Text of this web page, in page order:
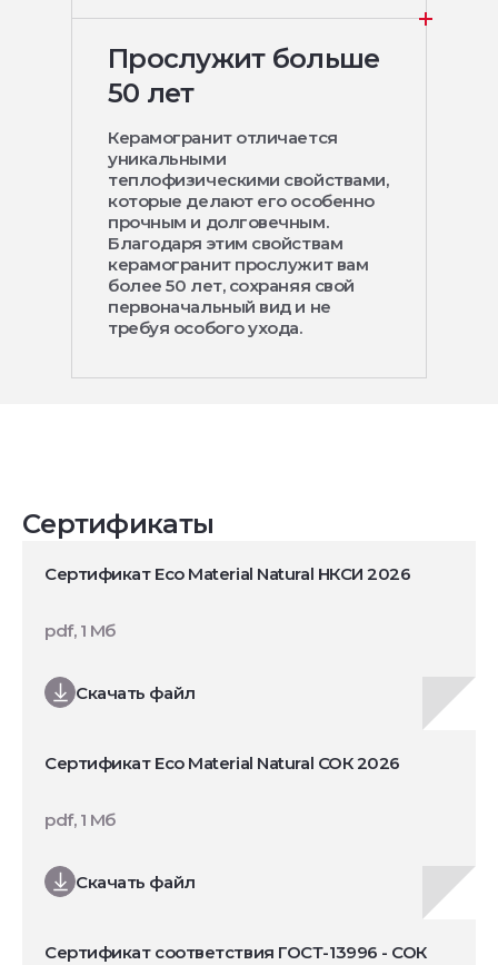
Прослужит больше
50 лет
Керамогранит отличается
уникальными
теплофизическими свойствами,
которые делают его особенно
прочным и долговечным.
Благодаря этим свойствам
керамогранит прослужит вам
более 50 лет, сохраняя свой
первоначальный вид и не
требуя особого ухода.
Сертификаты
Сертификат Eco Material Natural НКСИ 2026
Скачать файл
pdf, 1 Мб
Сертификат Eco Material Natural СОК 2026
Скачать файл
pdf, 1 Мб
Сертификат соответствия ГОСТ-13996 - СОК